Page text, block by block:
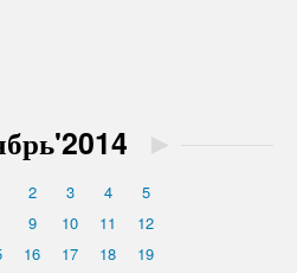
►
2 3 4
5
9 10 11
12
16 17 18
19